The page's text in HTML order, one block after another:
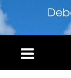
Skip
to
content